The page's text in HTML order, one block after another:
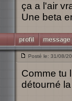
ça a l'air
Une beta
Posté le: 31/08/
Comme tu
détourné